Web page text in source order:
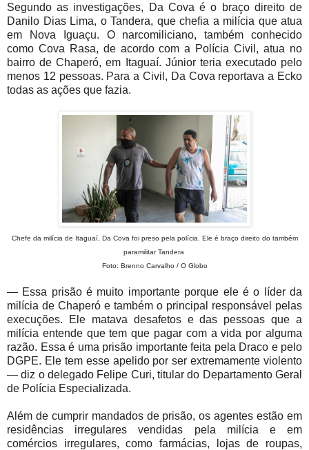
Segundo as investigações, Da Cova é o braço direito de
Danilo Dias Lima, o Tandera, que chefia a milícia que atua
em Nova Iguaçu. O narcomiliciano, também conhecido
como Cova Rasa, de acordo com a Polícia Civil, atua no
bairro de Chaperó, em Itaguaí. Júnior teria executado pelo
menos 12 pessoas. Para a Civil, Da Cova reportava a Ecko
todas as ações que fazia.
Chefe da milícia de Itaguaí, Da Cova foi preso pela polícia. Ele é braço direito do também
paramilitar Tandera
Foto: Brenno Carvalho / O Globo
— Essa prisão é muito importante porque ele é o líder da
milícia de Chaperó e também o principal responsável pelas
execuções. Ele matava desafetos e das pessoas que a
milícia entende que tem que pagar com a vida por alguma
razão. Essa é uma prisão importante feita pela Draco e pelo
DGPE. Ele tem esse apelido por ser extremamente violento
— diz o delegado Felipe Curi, titular do Departamento Geral
de Polícia Especializada.
Além de cumprir mandados de prisão, os agentes estão em
residências irregulares vendidas pela milícia e em
comércios irregulares, como farmácias, lojas de roupas,